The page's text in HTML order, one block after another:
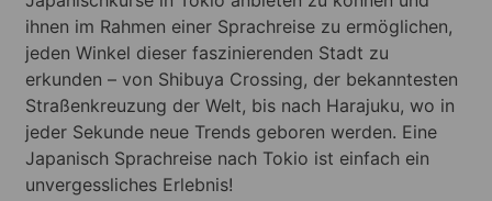
ihnen im Rahmen einer Sprachreise zu ermöglichen,
jeden Winkel dieser faszinierenden Stadt zu
erkunden – von Shibuya Crossing, der bekanntesten
Straßenkreuzung der Welt, bis nach Harajuku, wo in
jeder Sekunde neue Trends geboren werden. Eine
Japanisch Sprachreise nach Tokio ist einfach ein
unvergessliches Erlebnis!